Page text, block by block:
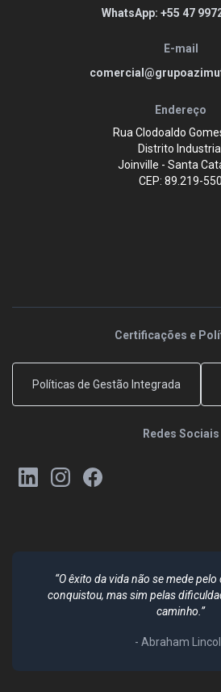
WhatsApp: +55 47
E-mail
Endereço
Rua Clodoaldo
Distrito
Joinville - Santa
CEP: 89.219-550
Certificações e
Políticas de Gestão Integrada
Redes Sociais
“O êxito da vida não se mede
conquistou, mas sim pelas
caminho.”
- Abraham